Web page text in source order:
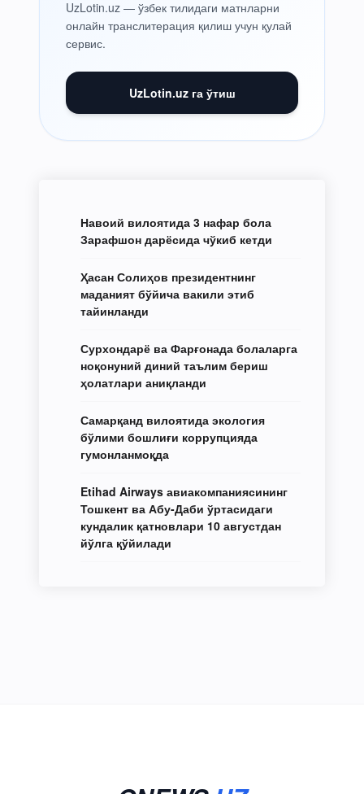
UzLotin.uz — ўзбек тилидаги матнларни
онлайн транслитерация қилиш учун қулай
сервис.
UzLotin.uz га ўтиш
Навоий вилоятида 3 нафар бола
Зарафшон дарёсида чўкиб кетди
Ҳасан Солиҳов президентнинг
маданият бўйича вакили этиб
тайинланди
Сурхондарё ва Фарғонада болаларга
ноқонуний диний таълим бериш
ҳолатлари аниқланди
Самарқанд вилоятида экология
бўлими бошлиғи коррупцияда
гумонланмоқда
Etihad Airways авиакомпаниясининг
Тошкент ва Абу-Даби ўртасидаги
кундалик қатновлари 10 августдан
йўлга қўйилади